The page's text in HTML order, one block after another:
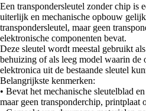
Een transpondersleutel zonder chip is
uiterlijk en mechanische opbouw
transpondersleutel, maar geen
elektronische componenten bevat.
Deze sleutel wordt meestal gebruikt
behuizing of als leeg model waarin de
elektronica uit de bestaande sleutel
Belangrijkste kenmerken:
• Bevat het mechanische sleutelblad
maar geen transponderchip, printplaat